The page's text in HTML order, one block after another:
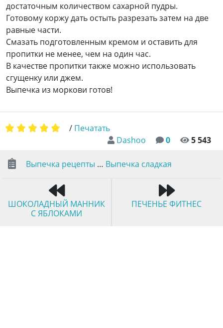
достаточным количеством сахарной пудры.
Готовому коржу дать остыть разрезать затем на две
равные части.
Смазать подготовленным кремом и оставить для
пропитки не менее, чем на один час.
В качестве пропитки также можно использовать
сгущенку или джем.
Выпечка из моркови готов!
Dashoo 0 5 543
/ Печатать
Выпечка рецепты … Выпечка сладкая
ШОКОЛАДНЫЙ МАННИК
С ЯБЛОКАМИ
ПЕЧЕНЬЕ ФИТНЕС